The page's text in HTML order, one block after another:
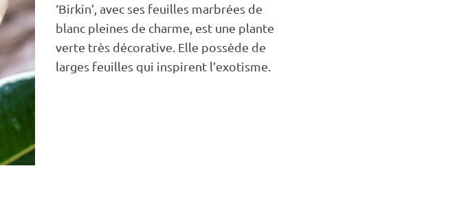
‘Birkin’, avec ses feuilles marbrées de
blanc pleines de charme, est une plante
verte très décorative. Elle possède de
larges feuilles qui inspirent l’exotisme.